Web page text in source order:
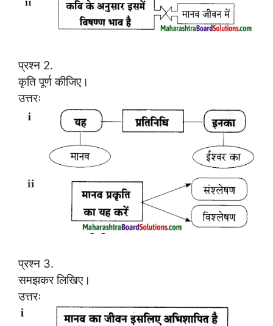
प्रश्न 2.
कृति पूर्ण कीजिए।
उत्तरः
प्रश्न 3.
समझकर लिखिए।
उत्तरः